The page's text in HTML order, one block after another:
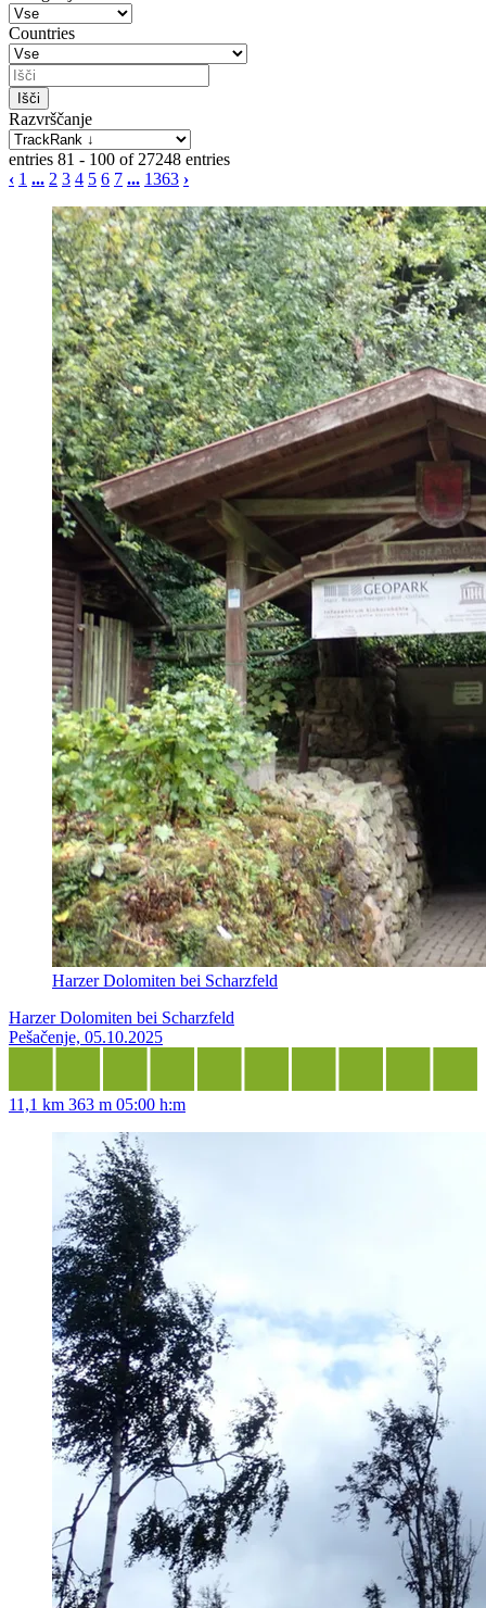
Countries
Razvrščanje
entries 81 - 100 of 27248 entries
‹ 1 ... 2 3 4 5 6 7 ... 1363 ›
Harzer Dolomiten bei Scharzfeld
Harzer Dolomiten bei Scharzfeld
Pešačenje, 05.10.2025
11,1 km 363 m 05:00 h:m